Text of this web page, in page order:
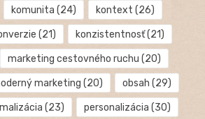
komunita (24) kontext (26)
(21) konzistentnosť(21)
marketing cestovného ruchu (20)
marketing (20) obsah (29)
(23) personalizácia (30)